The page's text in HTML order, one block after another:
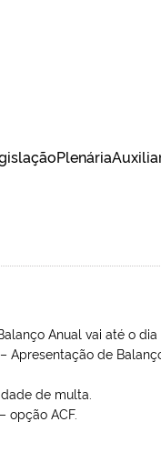
Plenária
Anual vai até o
de
de multa.
opção ACF.